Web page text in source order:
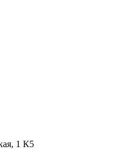
1 К5